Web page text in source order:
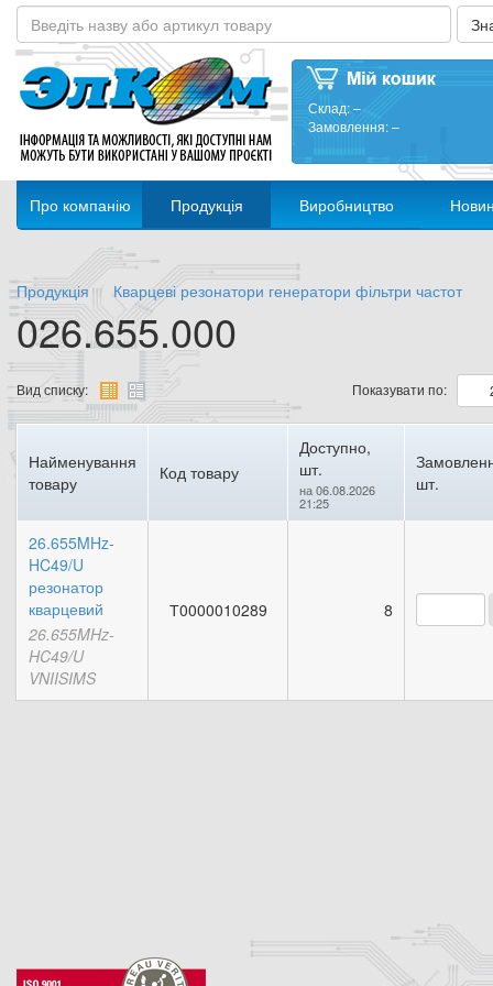
Склад:–
Замовлення:–
Про компанію Продукція Виробництво
Продукція Кварцеві резонатори генератори фільтри частот
026.655.000
Вид списку: Показувати по:
Найменування
товару
Код товару
Доступно,
шт.
на 06.08.2026
21:25
шт.
26.655MHz-
HC49/U
резонатор
кварцевий
26.655MHz-
HC49/U
VNIISIMS
Т0000010289 8